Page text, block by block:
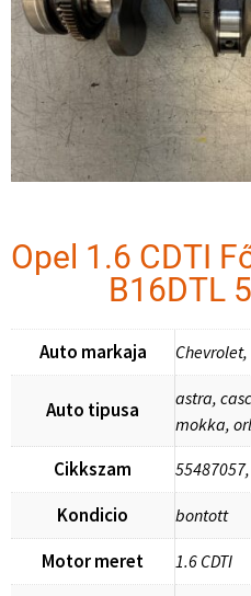
Opel 1.6 CDTI
B16DTL
Auto markaja
Auto tipusa
astra,
mokka,
Cikkszam
Kondicio bontott
Motor meret 1.6 CDTI